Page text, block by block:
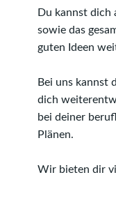
Du kannst dich
sowie das
guten Ideen
Bei uns kannst
dich
bei deiner
Plänen.
​​​​​​​Wir bieten dir